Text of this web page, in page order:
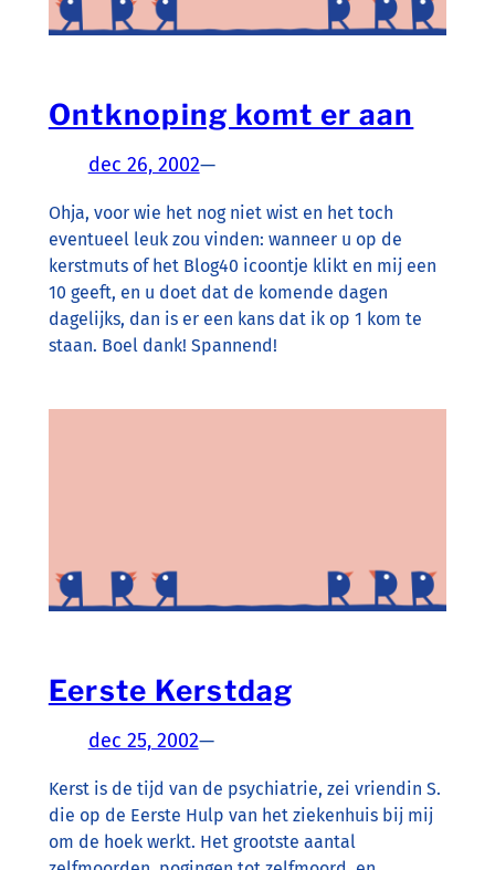
Ontknoping komt er aan
dec 26, 2002—
Ohja, voor wie het nog niet wist en het toch
eventueel leuk zou vinden: wanneer u op de
kerstmuts of het Blog40 icoontje klikt en mij een
10 geeft, en u doet dat de komende dagen
dagelijks, dan is er een kans dat ik op 1 kom te
staan. Boel dank! Spannend!
Eerste Kerstdag
dec 25, 2002—
Kerst is de tijd van de psychiatrie, zei vriendin S.
die op de Eerste Hulp van het ziekenhuis bij mij
om de hoek werkt. Het grootste aantal